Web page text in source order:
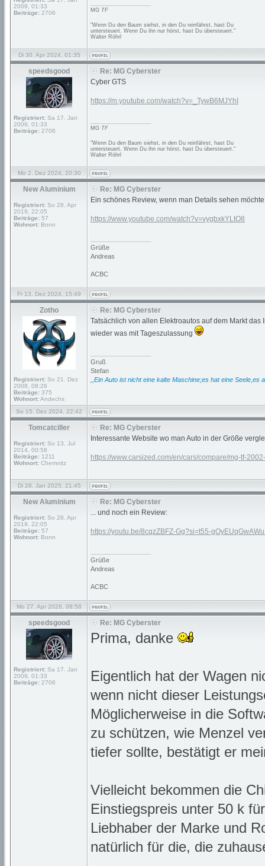
2009, 01:33
Beiträge: 2706 MG TF
"Wenn Du den Baum siehst, in den Du reinfährst, hast Du
untersteuert. Wenn Du ihn nur hörst, hast Du übersteuert."
Walter Röhrl
Di 30. Apr 2024, 01:35
speedsgood
Registriert: Sa 17. Jan
2009, 01:33
Beiträge: 2706
Re: MG Cyberster
Cyber GTS
https://m.youtube.com/watch?v=_TywB6MJYhI
MG TF
"Wenn Du den Baum siehst, in den Du reinfährst, hast Du
untersteuert. Wenn Du ihn nur hörst, hast Du übersteuert."
Walter Röhrl
Mo 2. Dez 2024, 20:30
New Aluminium
Registriert: So 28. Apr
2019, 22:05
Beiträge: 57
Wohnort: Bonn
Re: MG Cyberster
Ein schönes Review, wenn man Details sehen
https://www.youtube.com/watch?v=vygbxkYLtO8
Grüße
Andreas
ACBC
Fr 13. Dez 2024, 15:49
Zotho
Registriert: So 21. Dez
2008, 08:26
Beiträge: 375
Wohnort:Andechs
Re: MG Cyberster
Tatsächlich von allen Elektroautos auf dem Markt
wieder was mit Tageszulassung
Gruß
Stefan
,,Ein Auto ist nicht eine kalte Maschine;es hat eine Seele,es
So 15. Dez 2024, 22:42
Tomcatciller
Registriert: So 13. Jul
2014, 00:58
Beiträge: 1211
Wohnort: Chemnitz
Re: MG Cyberster
Interessante Website wo man Auto in der Größe
https://www.carsized.com/en/cars/compare/mg-tf-
Di 28. Jan 2025, 21:45
New Aluminium
Registriert: So 28. Apr
2019, 22:05
Beiträge: 57
Wohnort: Bonn
Re: MG Cyberster
... und noch ein Review:
https://youtu.be/8cqzZBFZ-Gg?si=t55-
Grüße
Andreas
ACBC
Mo 27. Apr 2026, 08:58
speedsgood
Registriert: Sa 17. Jan
2009, 01:33
Beiträge: 2706
Re: MG Cyberster
Prima, danke
Eigentlich hat der Wagen
wenn nicht dieser
Möglicherweise in die
zu schützen, wie Menzel
tiefer sollte, bestätigt er
Vielleicht bekommen die
Einstiegspreis unter 50 k
Liebhaber der Marke und
natürlich für die, die